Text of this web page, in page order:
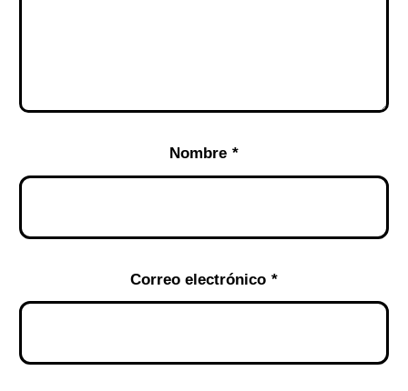
Nombre *
Correo electrónico *